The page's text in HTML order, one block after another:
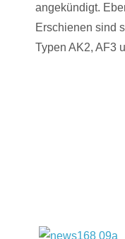
angekündigt.
Erschienen sind
Typen AK2, AF3